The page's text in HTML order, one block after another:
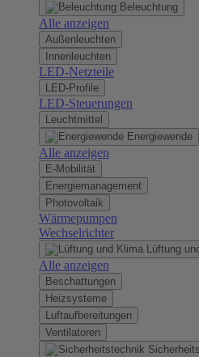
Beleuchtung
Alle anzeigen
Außenleuchten
Innenleuchten
LED-Netzteile
LED-Profile
LED-Steuerungen
Leuchtmittel
Energiewende
Alle anzeigen
E-Mobilität
Energiemanagement
Photovoltaik
Wärmepumpen
Wechselrichter
Lüftung
Alle anzeigen
Beschattungen
Heizsysteme
Luftaufbereitungen
Ventilatoren